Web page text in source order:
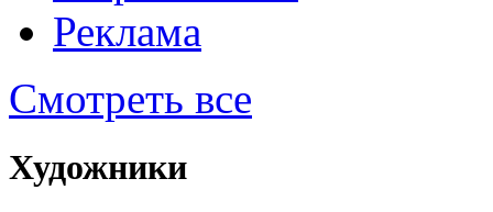
Реклама
Смотреть все
Художники